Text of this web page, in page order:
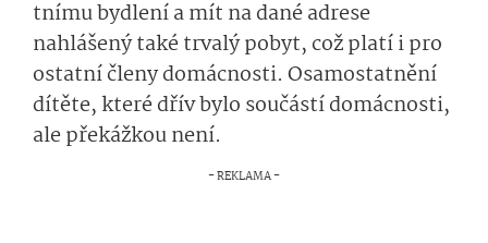
tnímubydlení a mít na dané adrese
nahlášenýtakétrva­lý pobyt, což platí i pro
ostatníčleny domácnosti. O­samostatnění
dítěte, které dřív bylo součástí domácnosti,
ale překážkou není.